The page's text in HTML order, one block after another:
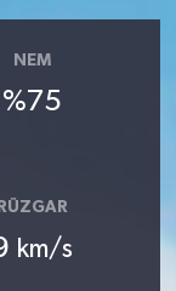
NEM
%75
RÜZGAR
km/s